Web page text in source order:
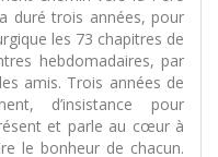
duré trois années, pour
les 73 chapitres de
hebdomadaires, par
amis. Trois années de
d’insistance pour
et parle au cœur à
le bonheur de chacun.